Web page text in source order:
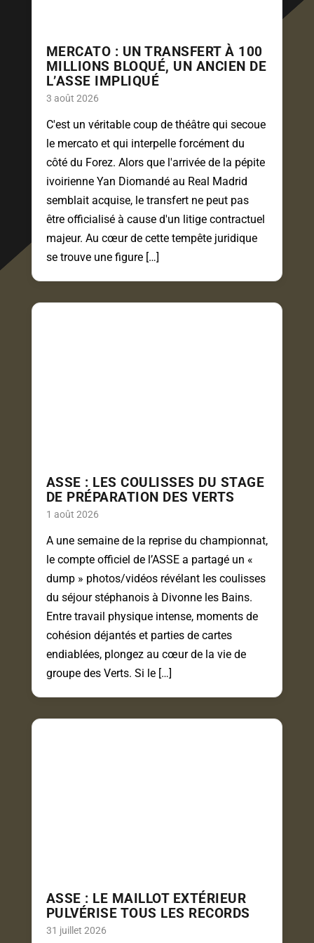
MERCATO : UN TRANSFERT À 100
MILLIONS BLOQUÉ, UN ANCIEN DE
L’ASSE IMPLIQUÉ
3 août 2026
C'est un véritable coup de théâtre qui secoue
le mercato et qui interpelle forcément du
côté du Forez. Alors que l'arrivée de la pépite
ivoirienne Yan Diomandé au Real Madrid
semblait acquise, le transfert ne peut pas
être officialisé à cause d'un litige contractuel
majeur. Au cœur de cette tempête juridique
se trouve une figure […]
ASSE : LES COULISSES DU STAGE
DE PRÉPARATION DES VERTS
1 août 2026
A une semaine de la reprise du championnat,
le compte officiel de l’ASSE a partagé un «
dump » photos/vidéos révélant les coulisses
du séjour stéphanois à Divonne les Bains.
Entre travail physique intense, moments de
cohésion déjantés et parties de cartes
endiablées, plongez au cœur de la vie de
groupe des Verts. Si le […]
ASSE : LE MAILLOT EXTÉRIEUR
PULVÉRISE TOUS LES RECORDS
31 juillet 2026